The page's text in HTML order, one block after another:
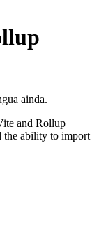
ainda.
and Rollup
the ability to import